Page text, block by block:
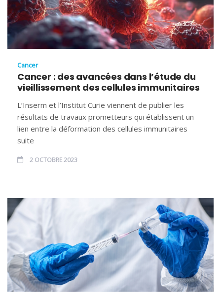
Cancer
Cancer : des avancées dans l’étude du
vieillissement des cellules immunitaires
L’Inserm et l’Institut Curie viennent de publier les
résultats de travaux prometteurs qui établissent un
lien entre la déformation des cellules immunitaires
suite
2 OCTOBRE 2023